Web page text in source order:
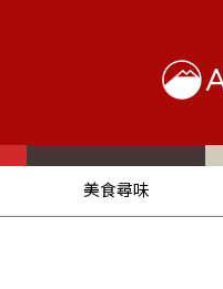
美食尋味